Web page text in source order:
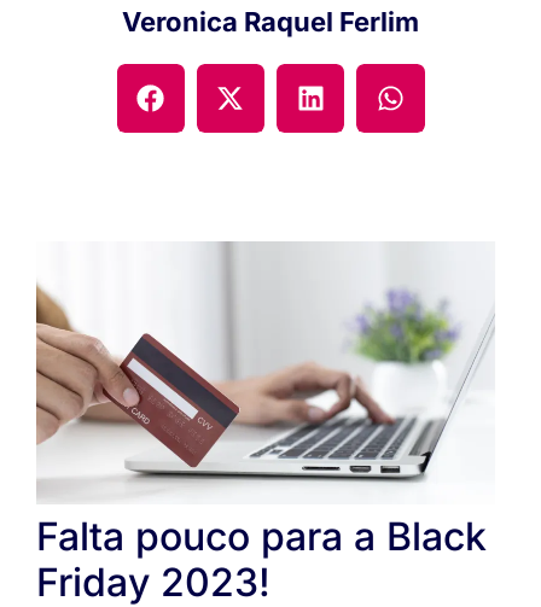
Veronica Raquel Ferlim
Falta pouco para a Black
Friday 2023!